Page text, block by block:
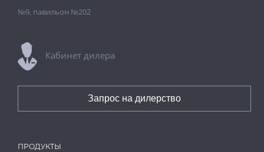
ПРОДУКТЫ
№9, павильон №202
Кабинет дилера
Запрос на дилерство